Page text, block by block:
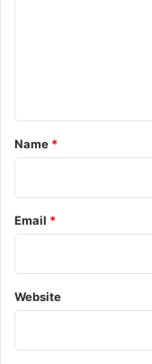
*
Name *
Email *
Website